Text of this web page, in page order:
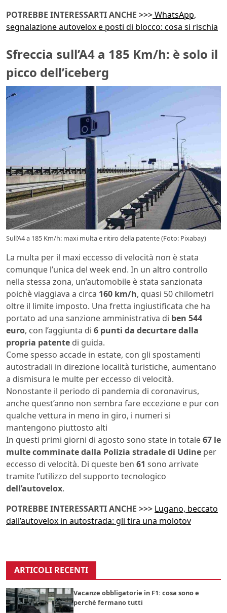
POTREBBE INTERESSARTI ANCHE >>>WhatsApp,
segnalazione autovelox e posti di blocco: cosa si rischia
Sfreccia sull’A4 a 185 Km/h: è solo il
picco dell’iceberg
Sull’A4 a 185 Km/h: maxi multa e ritiro della patente (Foto: Pixabay)
La multa per il maxi eccesso di velocità non è stata
comunque l’unica del week end. In un altro controllo
nella stessa zona, un’automobile è stata sanzionata
poichè viaggiava a circa 160 km/h, quasi 50 chilometri
oltre il limite imposto. Una fretta ingiustificata che ha
portato ad una sanzione amministrativa di ben 544
euro, con l’aggiunta di 6 punti da decurtare dalla
propria patente di guida.
Come spesso accade in estate, con gli spostamenti
autostradali in direzione località turistiche, aumentano
a dismisura le multe per eccesso di velocità.
Nonostante il periodo di pandemia di coronavirus,
anche quest’anno non sembra fare eccezione e pur con
qualche vettura in meno in giro, i numeri si
mantengono piuttosto alti
In questi primi giorni di agosto sono state in totale67 le
multe comminate dalla Polizia stradale di Udine per
eccesso di velocità. Di queste ben 61 sono arrivate
tramite l’utilizzo del supporto tecnologico
dell’autovelox.
POTREBBE INTERESSARTI ANCHE >>> Lugano, beccato
dall’autovelox in autostrada: gli tira una molotov
ARTICOLI RECENTI
Vacanze obbligatorie in F1: cosa sono e
perché fermano tutti